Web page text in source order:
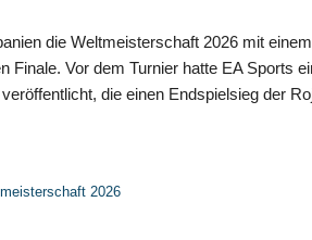
die Weltmeisterschaft 2026 mit
Vor dem Turnier hatte EA Sports
die einen Endspielsieg der
2026